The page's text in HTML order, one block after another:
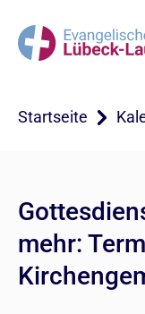
Startseite
mehr: